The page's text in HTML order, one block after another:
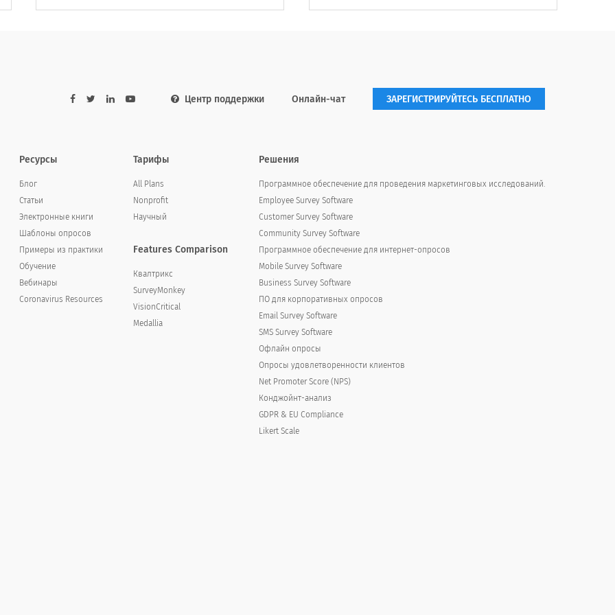
или подавленно более 2 недель подряд?
for more than 2 weeks in a row?
Центр поддержки Онлайн-чат ЗАРЕГИСТРИРУЙТЕСЬ БЕСПЛАТНО
Ресурсы
Блог
Статьи
Электронные книги
Шаблоны опросов
Примеры из практики
Обучение
Вебинары
Coronavirus Resources
Тарифы
All Plans
Nonprofit
Научный
Features Comparison
Квалтрикс
SurveyMonkey
VisionCritical
Medallia
Решения
Программное обеспечение для проведения маркетинговых исследований.
Employee Survey Software
Customer Survey Software
Community Survey Software
Программное обеспечение для интернет-опросов
Mobile Survey Software
Business Survey Software
ПО для корпоративных опросов
Email Survey Software
SMS Survey Software
Офлайн опросы
Опросы удовлетворенности клиентов
Net Promoter Score (NPS)
Конджойнт-анализ
GDPR & EU Compliance
Likert Scale